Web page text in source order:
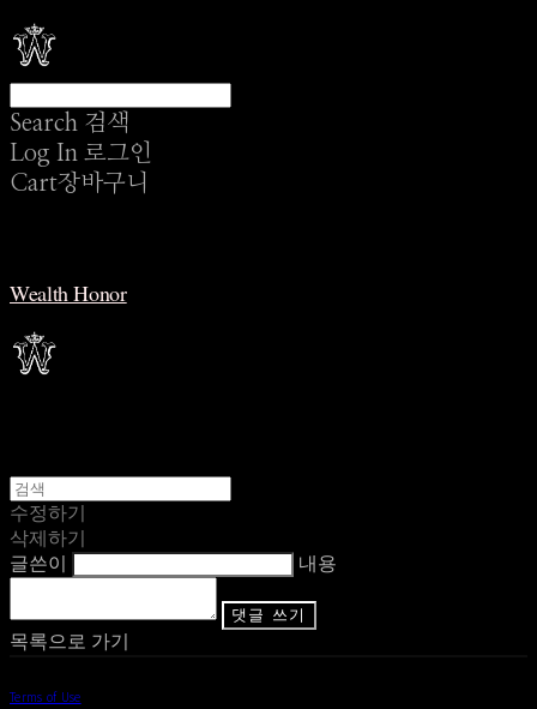
Search 검색
Log In 로그인
Cart장바구니
Wealth Honor
수정하기
삭제하기
글쓴이
내용
댓글 쓰기
목록으로 가기
Terms of Use